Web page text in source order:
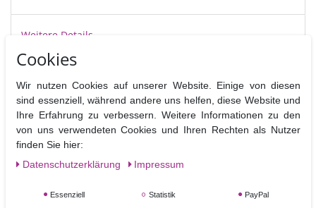
Weitere Details
Nicht Spülmaschinen geeignet
Cookies
Wir nutzen Cookies auf unserer Website. Einige von diesen
sind essenziell, während andere uns helfen, diese Website und
Ihre Erfahrung zu verbessern. Weitere Informationen zu den
von uns verwendeten Cookies und Ihren Rechten als Nutzer
finden Sie hier:
Daten­schutz­erklärung
Impressum
Essenziell Statistik PayPal